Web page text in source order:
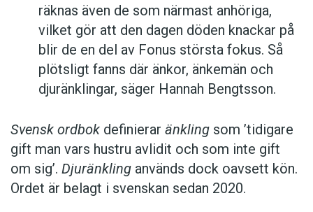
räknas även de som närmast anhöriga,
vilket gör att den dagen döden knackar på
blir de en del av Fonus största fokus. Så
plötsligt fanns där änkor, änkemän och
djuränklingar, säger Hannah Bengtsson.
Svensk ordbok definierar änkling som ’tidigare
gift man vars hustru av­lidit och som inte gift
om sig’. Djuränkling används dock oavsett kön.
Ordet är belagt i svenskan sedan 2020.